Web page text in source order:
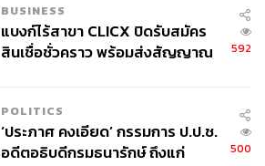
BUSINESS
แบงก์ไร้สาขา CLICX ปิดรับสมัคร
สินเชื่อชั่วคราว พร้อมส่งสัญญาณ
592
POLITICS
‘ประภาศ คงเอียด’ กรรมการ ป.ป.ช.
อดีตอธิบดีกรมธนารักษ์ ถึงแก่
500